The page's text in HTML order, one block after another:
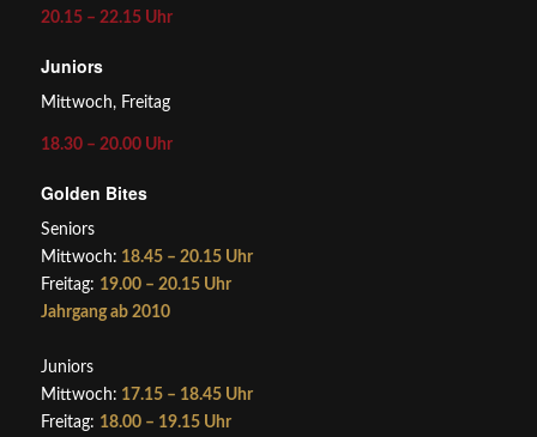
20.15 – 22.15 Uhr
Juniors
Mittwoch, Freitag
18.30 – 20.00 Uhr
Golden Bites
Seniors
Mittwoch: 18.45 – 20.15 Uhr
Freitag: 19.00 – 20.15 Uhr
Jahrgang ab 2010
Juniors
Mittwoch: 17.15 – 18.45 Uhr
Freitag: 18.00 – 19.15 Uhr